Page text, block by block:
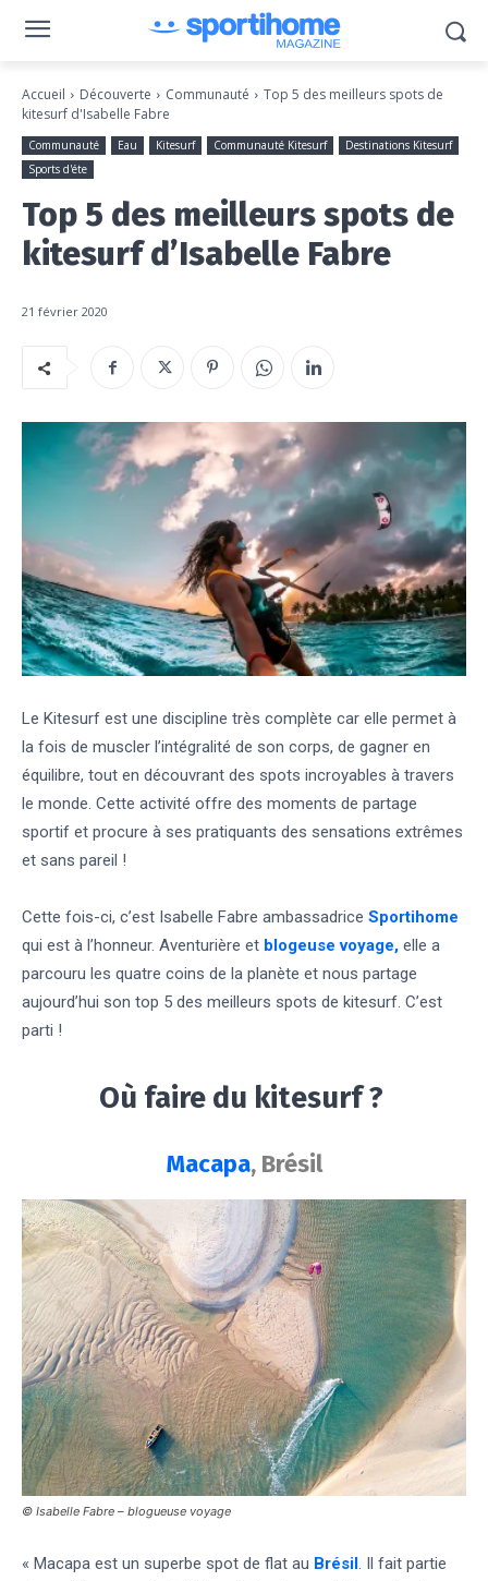
Accueil Découverte Communauté
Top 5 des meilleurs spots de
kitesurf d'Isabelle Fabre
Communauté Eau Kitesurf Communauté Kitesurf
Destinations Kitesurf
Sports d'éte
Top 5 des meilleurs spots de
kitesurf d’Isabelle Fabre
21 février 2020
Le Kitesurf est une discipline très complète car elle permet à
la fois de muscler l’intégralité de son corps, de gagner en
équilibre, tout en découvrant des spots incroyables à travers
le monde. Cette activité offre des moments de partage
sportif et procure à ses pratiquants des sensations extrêmes
et sans pareil !
Cette fois-ci, c’est Isabelle Fabre ambassadrice Sportihome
qui est à l’honneur. Aventurière et blogeuse voyage, elle a
parcouru les quatre coins de la planète et nous partage
aujourd’hui son top 5 des meilleurs spots de kitesurf. C’est
parti !
Où faire du kitesurf ?
Macapa, Brésil
© Isabelle Fabre – blogueuse voyage
« Macapa est un superbe spot de flat au Brésil. Il fait partie